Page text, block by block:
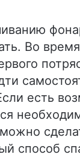
Во
есть
способ